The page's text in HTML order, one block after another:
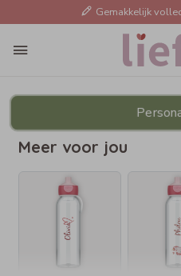
Gemakkelijk
Meer voor jou